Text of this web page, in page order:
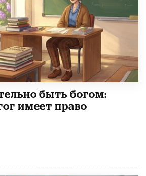
быть богом:
имеет право